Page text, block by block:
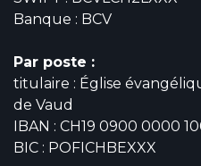
Banque : BCV
Par poste :
titulaire : Église
de Vaud
IBAN : CH19 0900 0000
BIC : POFICHBEXXX